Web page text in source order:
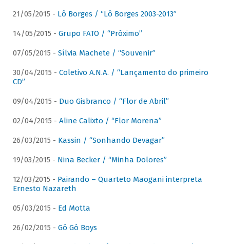
21/05/2015 - Lô Borges / “Lô Borges 2003-2013”
14/05/2015 - Grupo FATO / “Próximo”
07/05/2015 - Sílvia Machete / “Souvenir”
30/04/2015 - Coletivo A.N.A. / “Lançamento do primeiro
CD”
09/04/2015 - Duo Gisbranco / “Flor de Abril”
02/04/2015 - Aline Calixto / “Flor Morena”
26/03/2015 - Kassin / “Sonhando Devagar”
19/03/2015 - Nina Becker / “Minha Dolores”
12/03/2015 - Pairando – Quarteto Maogani interpreta
Ernesto Nazareth
05/03/2015 - Ed Motta
26/02/2015 - Gó Gó Boys